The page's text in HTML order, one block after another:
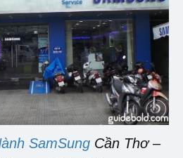
SamSung Cần Thơ –